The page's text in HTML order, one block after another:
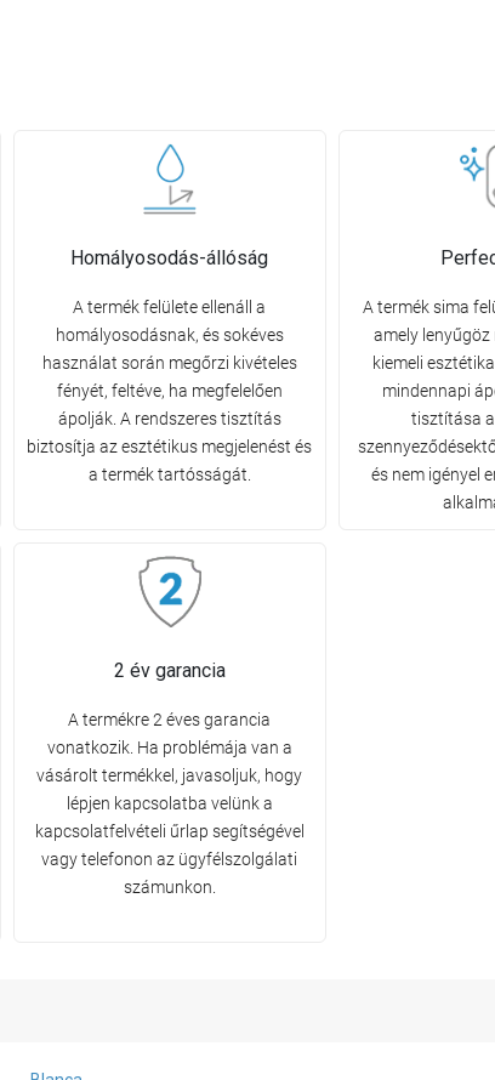
Homályosodás-állóság
A termék felülete ellenáll a
homályosodásnak, és sokéves
használat során megőrzi kivételes
fényét, feltéve, ha megfelelően
ápolják. A rendszeres tisztítás
biztosítja az esztétikus megjelenést és
a termék tartósságát.
A termék sima
amely
kiemeli
mindennapi
tisztítása
és nem igényel
2 év garancia
A termékre 2 éves garancia
vonatkozik. Ha problémája van a
vásárolt termékkel, javasoljuk, hogy
lépjen kapcsolatba velünk a
kapcsolatfelvételi űrlap segítségével
vagy telefonon az ügyfélszolgálati
számunkon.